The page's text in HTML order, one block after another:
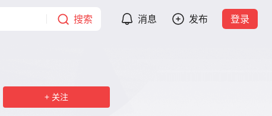
搜索 消息 发布 登录
关注